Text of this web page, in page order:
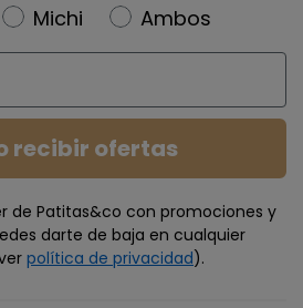
Michi
Ambos
recibir ofertas
de Patitas&co con promociones y
darte de baja en cualquier
política de privacidad).